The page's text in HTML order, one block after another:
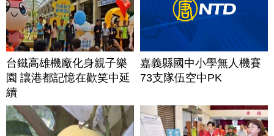
台鐵高雄機廠化身親子樂
園 讓港都記憶在歡笑中延
續
嘉義縣國中小學無人機賽
73支隊伍空中PK